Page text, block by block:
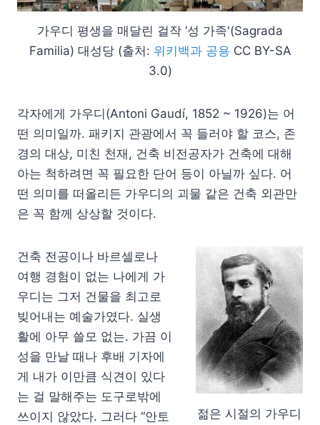
가우디 평생을 매달린 걸작 ‘성 가족'(Sagrada
Familia) 대성당 (출처: 위키백과 공용 CC BY-SA
3.0)
각자에게 가우디(Antoni Gaudí, 1852 ~ 1926)는 어
떤 의미일까. 패키지 관광에서 꼭 들러야 할 코스, 존
경의 대상, 미친 천재, 건축 비전공자가 건축에 대해
아는 척하려면 꼭 필요한 단어 등이 아닐까 싶다. 어
떤 의미를 떠올리든 가우디의 괴물 같은 건축 외관만
은 꼭 함께 상상할 것이다.
젊은 시절의 가우디
건축 전공이나 바르셀로나
여행 경험이 없는 나에게 가
우디는 그저 건물을 최고로
빚어내는 예술가였다. 실생
활에 아무 쓸모 없는. 가끔 이
성을 만날 때나 후배 기자에
게 내가 이만큼 식견이 있다
는 걸 말해주는 도구로밖에
쓰이지 않았다. 그러다 “안토